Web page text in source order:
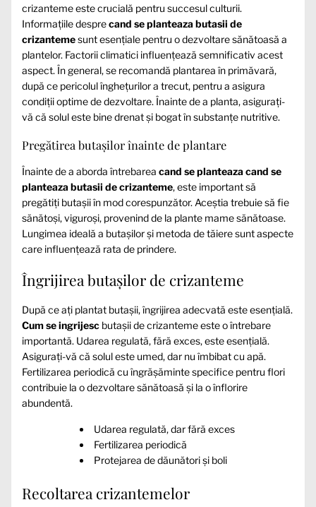
crizanteme este crucială pentru succesul culturii.
Informațiile desprecand se planteaza butasii de
crizantemesunt esențiale pentru o dezvoltare sănătoasă a
plantelor. Factorii climatici influențează semnificativ acest
aspect. În general, se recomandă plantarea în primăvară,
după ce pericolul înghețurilor a trecut, pentru a asigura
condiții optime de dezvoltare. Înainte de a planta, asigurați-
vă că solul este bine drenat și bogat în substanțe nutritive.
Pregătirea butașilor înainte de plantare
Înainte de a aborda întrebarea cand se planteaza cand se
planteaza butasii de crizanteme, este important să
pregătiți butașii în mod corespunzător. Aceștia trebuie să fie
sănătoși, viguroși, provenind de la plante mame sănătoase.
Lungimea ideală a butașilor și metoda de tăiere sunt aspecte
care influențează rata de prindere.
Îngrijirea butașilor de crizanteme
După ce ați plantat butașii, îngrijirea adecvată este esențială.
Cum se ingrijesc butașii de crizanteme este o întrebare
importantă. Udarea regulată, fără exces, este esențială.
Asigurați-vă că solul este umed, dar nu îmbibat cu apă.
Fertilizarea periodică cu îngrășăminte specifice pentru flori
contribuie la o dezvoltare sănătoasă și la o înflorire
abundentă.
Udarea regulată, dar fără exces
Fertilizarea periodică
Protejarea de dăunători și boli
Recoltarea crizantemelor